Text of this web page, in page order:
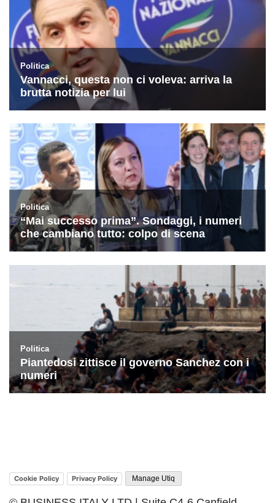
Cookie Policy Privacy Policy Manage Utiq